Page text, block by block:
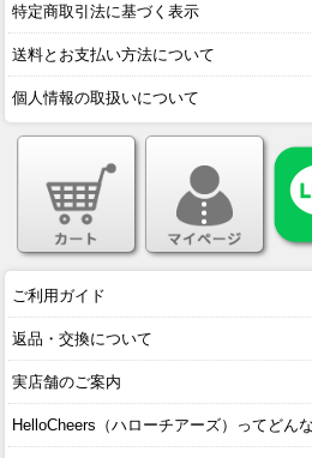
特定商取引法に基づく表示
送料とお支払い方法について
個人情報の取扱いについて
ご利用ガイド
返品・交換について
実店舗のご案内
HelloCheers（ハローチアーズ）ってどん